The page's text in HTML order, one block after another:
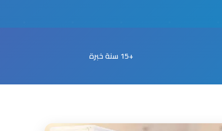
+15 سنة خبرة